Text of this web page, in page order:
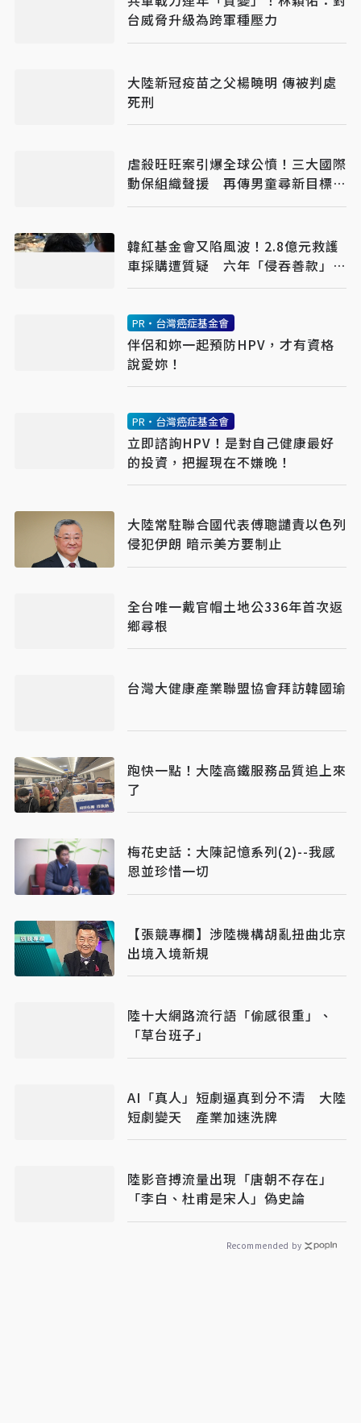
台威脅升級為跨軍種壓力
大陸新冠疫苗之父楊曉明 傳被判處
死刑
虐殺旺旺案引爆全球公憤！三大國際
動保組織聲援 再傳男童尋新目標下
手
韓紅基金會又陷風波！2.8億元救護
車採購遭質疑 六年「侵吞善款」傳
聞再起
PR・台灣癌症基金會
伴侶和妳一起預防HPV，才有資格
說愛妳！
PR・台灣癌症基金會
立即諮詢HPV！是對自己健康最好
的投資，把握現在不嫌晚！
大陸常駐聯合國代表傅聰譴責以色列
侵犯伊朗 暗示美方要制止
全台唯一戴官帽土地公336年首次返
鄉尋根
台灣大健康產業聯盟協會拜訪韓國瑜
跑快一點！大陸高鐵服務品質追上來
了
梅花史話：大陳記憶系列(2)--我感
恩並珍惜一切
【張競專欄】涉陸機構胡亂扭曲北京
出境入境新規
陸十大網路流行語「偷感很重」、
「草台班子」
AI「真人」短劇逼真到分不清 大陸
短劇變天 產業加速洗牌
陸影音搏流量出現「唐朝不存在」
「李白、杜甫是宋人」偽史論
Recommended by